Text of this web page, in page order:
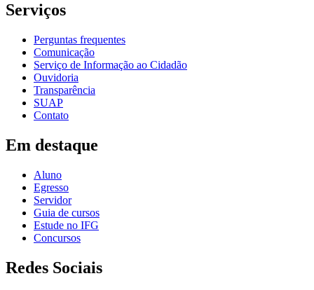
Serviços
Perguntas frequentes
Comunicação
Serviço de Informação ao Cidadão
Ouvidoria
Transparência
SUAP
Contato
Em destaque
Aluno
Egresso
Servidor
Guia de cursos
Estude no IFG
Concursos
Redes Sociais